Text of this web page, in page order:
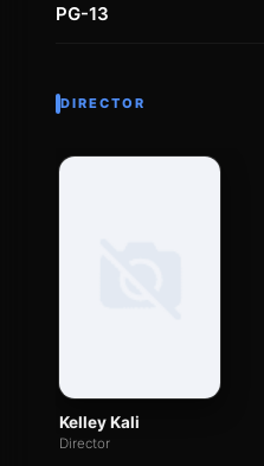
PG-13
DIRECTOR
Kelley Kali
Director